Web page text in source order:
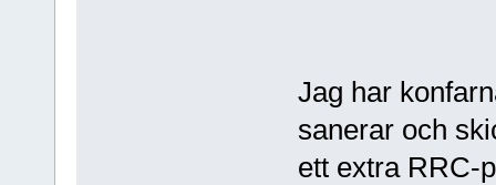
Jag har
sanerar och
ett extra RRC-